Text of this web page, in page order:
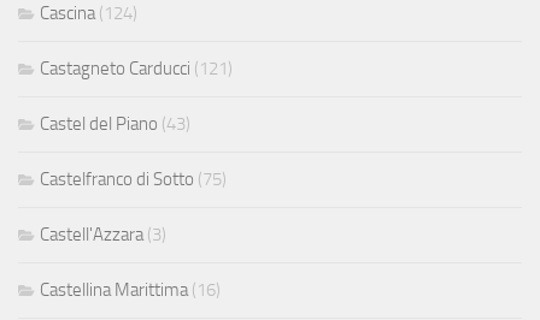
Cascina (124)
Castagneto Carducci (121)
Castel del Piano (43)
Castelfranco di Sotto (75)
Castell'Azzara (3)
Castellina Marittima (16)